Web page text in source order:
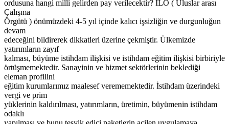
ordusuna hangi milli gelirden pay verilecektir? ILO ( Uluslar arası
Çalışma
Örgütü ) önümüzdeki 4-5 yıl içinde kalıcı işsizliğin ve durgunluğun
devam
edeceğini bildirerek dikkatleri üzerine çekmiştir. Ülkemizde
yatırımların zayıf
kalması, büyüme istihdam ilişkisi ve istihdam eğitim ilişkisi birbiriyle
örtüşmemektedir. Sanayinin ve hizmet sektörlerinin beklediği
eleman profilini
eğitim kurumlarımız maalesef verememektedir. İstihdam üzerindeki
vergi ve prim
yüklerinin kaldırılması, yatırımların, üretimin, büyümenin istihdam
odaklı